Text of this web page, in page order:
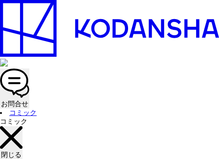
お問合せ
コミック
コミック
閉じる